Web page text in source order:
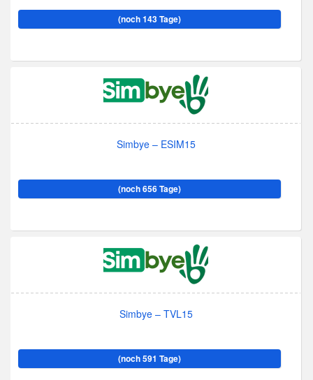
(noch 143 Tage)
Simbye – ESIM15
(noch 656 Tage)
Simbye – TVL15
(noch 591 Tage)